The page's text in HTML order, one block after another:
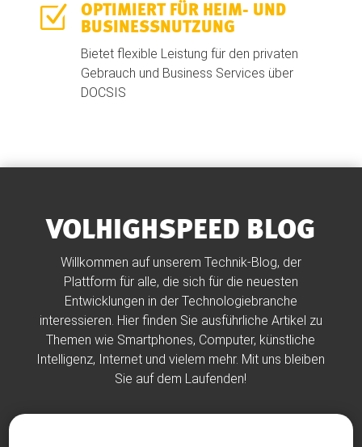
Z
OPTIMIERT FÜR HEIM- UND
BUSINESSNUTZUNG
Bietet flexible Leistung für den privaten
Gebrauch und Business Services über
DOCSIS
VOLHIGHSPEED BLOG
Willkommen auf unserem Technik-Blog, der
Plattform für alle, die sich für die neuesten
Entwicklungen in der Technologiebranche
interessieren. Hier finden Sie ausführliche Artikel zu
Themen wie Smartphones, Computer, künstliche
Intelligenz, Internet und vielem mehr. Mit uns bleiben
Sie auf dem Laufenden!